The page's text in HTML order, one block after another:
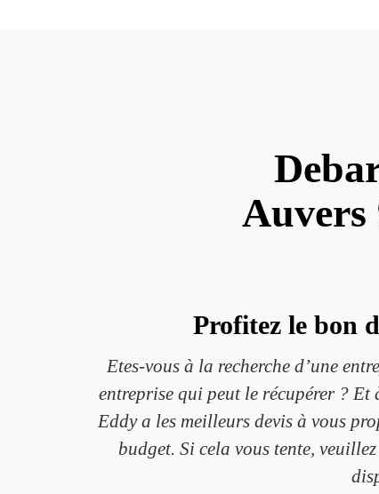
Auvers
Profitez le bon
Etes-vous à la recherche d’une
entreprise qui peut le récupérer ? Et
Eddy a les meilleurs devis à vous
budget. Si cela vous tente,